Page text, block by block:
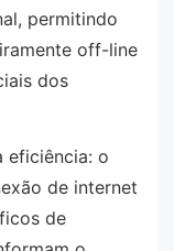
permitindo
off-line
dos
eficiência: o
de internet
de